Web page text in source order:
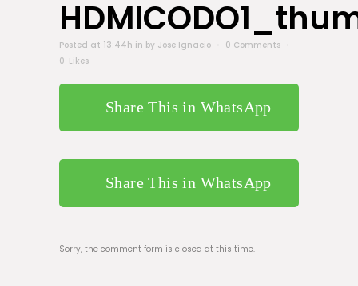
Posted at 13:44h in by Jose Ignacio
0 Comments
0 Likes
Share This in WhatsApp
Share This in WhatsApp
Sorry, the comment form is closed at this time.